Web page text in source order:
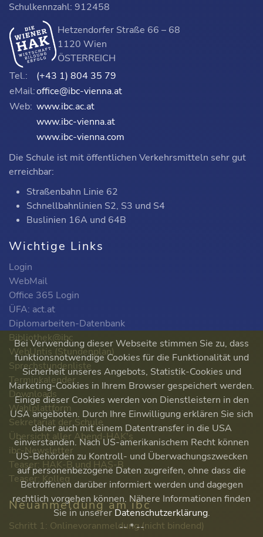
Schulkennzahl: 912458
Hetzendorfer Straße 66 – 68
1120 Wien
ÖSTERREICH
Tel.:
(+43 1) 804 35 79
eMail:office@ibc-vienna.at
Web: www.ibc.ac.at
www.ibc-vienna.at
www.ibc-vienna.com
Die Schule ist mit öffentlichen Verkehrsmitteln sehr gut
erreichbar:
Straßenbahn Linie 62
Schnellbahnlinien S2, S3 und S4
Buslinien 16A und 64B
Wichtige Links
Login
WebMail
Office 365 Login
ÜFA: act.at
Diplomarbeiten-Datenbank
Bibliothek@ibc
WebUntis (Stundenplan)
Sprechstundenliste
Terminkalender
Downloads
Wahlplattform
Sekretariat der Schule
Übersicht aller Abend-HAK's
ibc-Newsletter
Teaser: HAK-B und HAS-B
Teaser: Kolleg
Neuanmeldung am ibc
Schritt 1: Onlinevoranmeldung (nicht bindend)
Bei Verwendung dieser Webseite stimmen Sie zu, dass
funktionsnotwendige Cookies für die Funktionalität und
Sicherheit unseres Angebots, Statistik-Cookies und
Marketing-Cookies in Ihrem Browser gespeichert werden.
Einige dieser Cookies werden von Dienstleistern in den
USA angeboten. Durch Ihre Einwilligung erklären Sie sich
daher auch mit einem Datentransfer in die USA
einverstanden. Nach US-amerikanischem Recht können
US-Behörden zu Kontroll- und Überwachungszwecken
auf personenbezogene Daten zugreifen, ohne dass die
Betroffenen darüber informiert werden und dagegen
rechtlich vorgehen können. Nähere Informationen finden
Sie in unsererDatenschutzerklärung.
-- * --